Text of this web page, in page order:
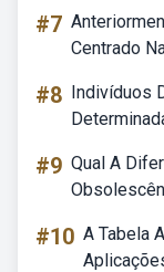
#7
Centrado
#8 Indivíduos
#9 Qual A
#10 A Tabela